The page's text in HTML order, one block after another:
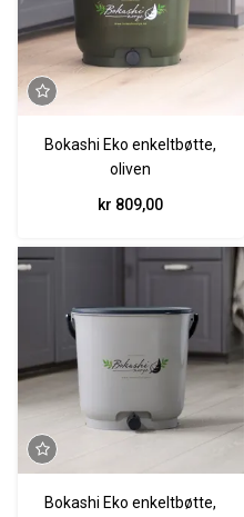
Bokashi Eko enkeltbøtte,
oliven
kr 809,00
Bokashi Eko enkeltbøtte,